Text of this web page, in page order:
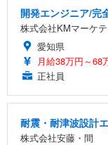
開発エンジニア/完
株式会社KMマーケ
愛知県
月給38万円～68
正社員
耐震・耐津波設計
株式会社安藤・間